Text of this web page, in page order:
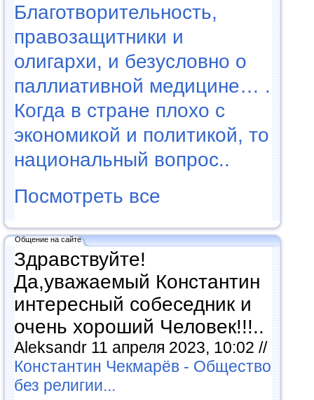
Благотворительность,
правозащитники и
олигархи, и безусловно о
паллиативной медицине… .
Когда в стране плохо с
экономикой и политикой, то
национальный вопрос..
Посмотреть все
Общение на сайте
Здравствуйте!
Да,уважаемый Константин
интересный собеседник и
очень хороший Человек!!!..
Aleksandr 11 апреля 2023, 10:02 //
Константин Чекмарёв - Общество
без религии...